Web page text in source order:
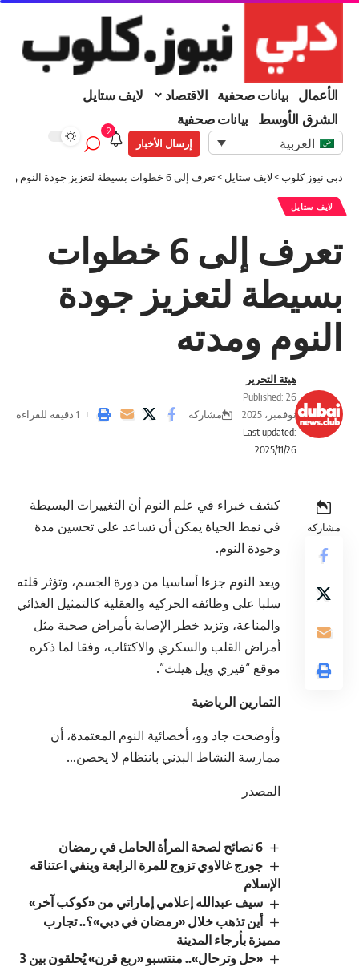
الأعمال بيانات صحفية الاقتصاد
لايف ستايل
الشرق الأوسط
بيانات صحفية
العربية إرسال الأخبار
9
دبي نيوز كلوب> لايف ستايل >تعرف إلى 6 خطوات بسيطة لتعزيز جودة النوم ومدته
لايف ستايل
تعرف إلى 6 خطوات
بسيطة لتعزيز جودة
النوم ومدته
Last updated:
2025/11/26
هيئة التحرير
Published: 26
نوفمبر، 2025
مشاركة 1 دقيقة للقراءة
مشاركة
كشف خبراء في علم النوم أن التغييرات البسيطة
في نمط الحياة يمكن أن تساعد على تحسين مدة
وجودة النوم.
ويعد النوم جزءا أساسيا من دورة الجسم، وتؤثر قلته
سلبا على وظائفه الحركية والعقلية كالتمثيل الغذائي
والمناعة، وتزيد خطر الإصابة بأمراض صحية مثل
أمراض القلب والسكري والاكتئاب، وفقا لما ذكره
موقع “فيري ويل هيلث”.
التمارين الرياضية
وأوضحت جاد وو، أخصائية النوم المعتمدة، أن
ممارسة النشاط البدني بانتظام لا يحصن…
المصدر
6 نصائح لصحة المرأة الحامل في رمضان
جورج غالاوي تزوج للمرة الرابعة وينفي اعتناقه
الإسلام
سيف عبدالله إعلامي إماراتي من «كوكب آخر»
أين تذهب خلال «رمضان في دبي»؟.. تجارب
مميزة بأرجاء المدينة
«حل وترحال».. منتسبو «ربع قرن» يُحلقون بين 3